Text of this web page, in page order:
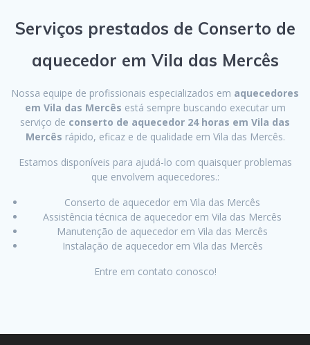
Serviços prestados de Conserto de
aquecedor em Vila das Mercês
Nossa equipe de profissionais especializados em aquecedores
em Vila das Mercês está sempre buscando executar um
serviço de conserto de aquecedor 24 horas em Vila das
Mercês rápido, eficaz e de qualidade em Vila das Mercês.
Estamos disponíveis para ajudá-lo com quaisquer problemas
que envolvem aquecedores.:
Conserto de aquecedor em Vila das Mercês
Assistência técnica de aquecedor em Vila das Mercês
Manutenção de aquecedor em Vila das Mercês
Instalação de aquecedor em Vila das Mercês
Entre em contato conosco!